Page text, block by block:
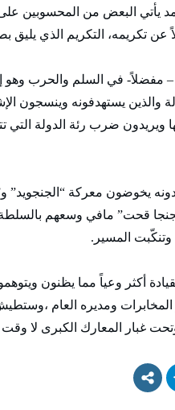
رمد يأتي البعض من المحسوبين
عن تكريمه، التكريم الذي
في السلم والحرب وهو
والذين يستهدفونه وينسجون
ويريدون ضرب رئة الدولة
يخوضون معركة “الجنجويد”
قحت” مافي وسعهم
المسير.
أكثر وعياً مما يظنون
المخابرات ومديره العام
غبار المعارك الكبرى لا